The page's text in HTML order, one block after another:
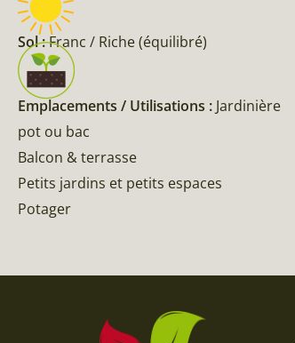
Sol :Franc / Riche (équilibré)
Emplacements / Utilisations : Jardinière
pot ou bac
Balcon & terrasse
Petits jardins et petits espaces
Potager